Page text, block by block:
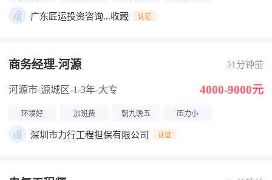
广东匠运投资咨询...收藏 认证
商务经理-河源 31分钟前
河源市-源城区-1-3年-大专 4000-9000元
环境好 加班费 朝九晚五 压力小
深圳市力行工程担保有限公司 认证